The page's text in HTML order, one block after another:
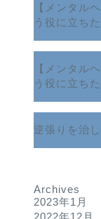
【メンタル
う役に立ち
【メンタル
う役に立ち
逆張りを治
Archives
2023年1月
2022年12月